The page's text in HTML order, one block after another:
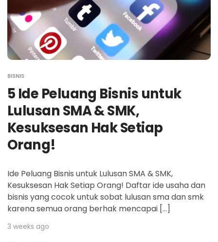
BISNIS
5 Ide Peluang Bisnis untuk
Lulusan SMA & SMK,
Kesuksesan Hak Setiap
Orang!
Ide Peluang Bisnis untuk Lulusan SMA & SMK,
Kesuksesan Hak Setiap Orang! Daftar ide usaha dan
bisnis yang cocok untuk sobat lulusan sma dan smk
karena semua orang berhak mencapai […]
3 weeks ago